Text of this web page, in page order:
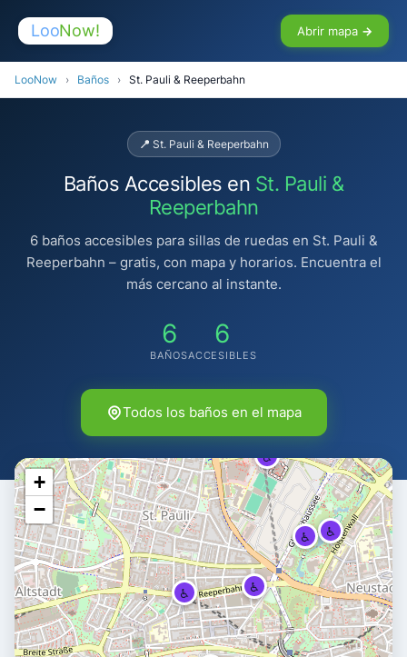
LooNow! Abrir mapa →
LooNow › Baños › St. Pauli & Reeperbahn
📍 St. Pauli & Reeperbahn
Baños Accesibles en St. Pauli &
Reeperbahn
6 baños accesibles para sillas de ruedas en St. Pauli &
Reeperbahn – gratis, con mapa y horarios. Encuentra el
más cercano al instante.
6
BAÑOS
6
ACCESIBLES
Todos los baños en el mapa
♿ ♿
♿ ♿
♿
+
−